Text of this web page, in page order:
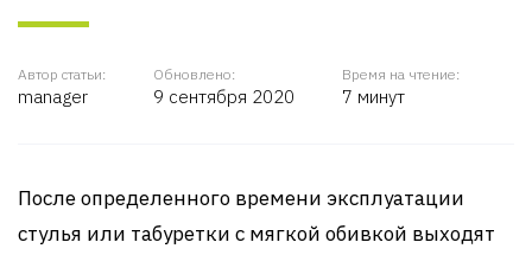
Автор статьи:
manager
Обновлено:
9 сентября 2020
Время на чтение:
7 минут
После определенного времени эксплуатации
стулья или табуретки с мягкой обивкой выходят